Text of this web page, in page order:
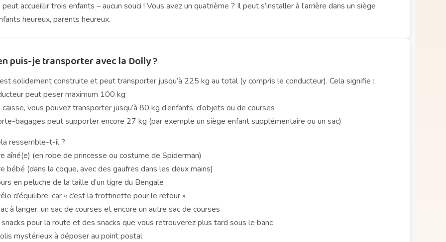
peut accueillir trois enfants – aucun souci ! Vous avez un quatrième ? Il peut s’installer à l’arrière dans un siège
heureux, parents heureux.
puis-je transporter avec la Dolly ?
solidement construite et peut transporter jusqu’à 225 kg au total (y compris le conducteur). Cela signifie :
peut peser maximum 100 kg
caisse, vous pouvez transporter jusqu’à 80 kg d’enfants, d’objets ou de courses
bagages peut supporter encore 27 kg (par exemple un siège enfant supplémentaire ou un sac)
ressemble-t-il ?
aîné(e) (en robe de princesse ou costume de Spiderman)
bébé (dans la coque, avec des gaufres dans les deux mains)
en peluche de la taille d’un tigre du Bengale
d’équilibre, car « c’est la trottinette pour le retour »
à langer, un sac de courses et encore un autre sac de courses
snacks pour la route et des snacks que vous retrouverez plus tard sous le banc
mystérieux à déposer au point postal